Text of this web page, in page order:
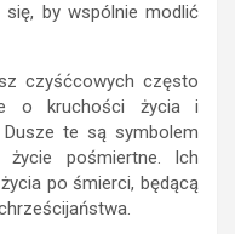
by wspólnie modlić
czyśćcowych często
o kruchości życia i
te są symbolem
pośmiertne. Ich
po śmierci, będącą